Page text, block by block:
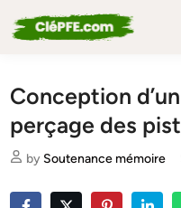
to
Conception
perçage des
by Soutenance mémoire